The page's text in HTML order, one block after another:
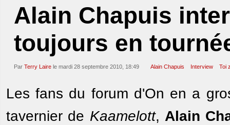
Alain Chapuis
toujours en
Par Terry Laire le mardi 28 septembre 2010, 18:49 Alain Chapuis Interview Toi
Les fans du forum d'On en a
tavernier de Kaamelott, Alain